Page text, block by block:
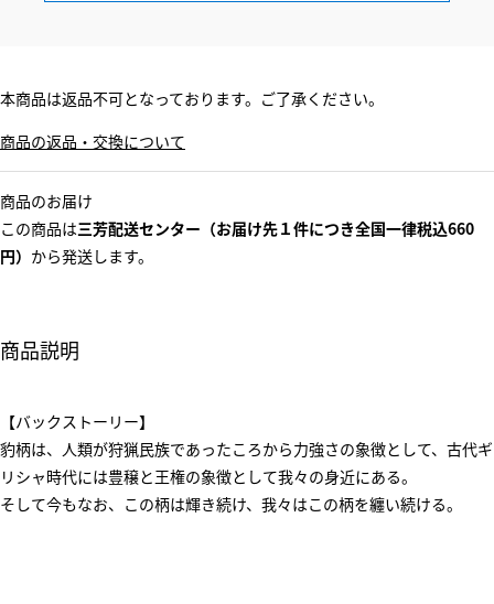
本商品は返品不可となっております。ご了承ください。
商品の返品・交換について
商品のお届け
この商品は三芳配送センター（お届け先１件につき全国一律税込660
円） から発送します。
商品説明
【バックストーリー】
豹柄は、人類が狩猟民族であったころから力強さの象徴として、古代ギ
リシャ時代には豊穣と王権の象徴として我々の身近にある。
そして今もなお、この柄は輝き続け、我々はこの柄を纏い続ける。